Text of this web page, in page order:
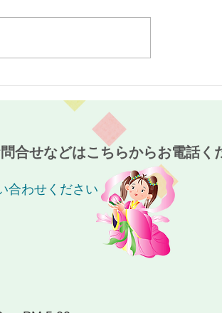
合せなどはこちらからお電話く
合わせください